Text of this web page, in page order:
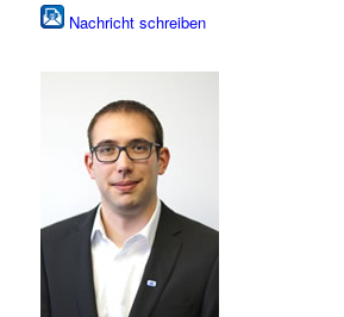
Nachricht schreiben